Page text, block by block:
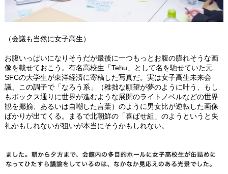
（会議も当然に女子高生）
お腹いっぱいになりそうだが最後に一つもっとお腹の膨れそうな画
像を載せておこう。有名高校生「Tehu」として名を馳せていた元
SFCの大学生が東洋経済に寄稿した写真だ。実は女子高生未来会
議、この調子で「なろう系」（稚拙な願望が夢のように叶う、もし
もボックス通りに世界が進むような展開のライトノベルなどの世界
観を揶揄、あるいは自嘲した言葉）のように男女比が逆転した画像
ばかりが出てくる。まるで北朝鮮の「喜ばせ組」のようというと失
礼かもしれないが狙いが本当にそうかもしれない。